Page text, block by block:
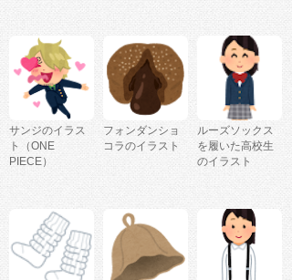
サンジのイラス
ト（ONE
PIECE）
フォンダンショ
コラのイラスト
ルーズソックス
を履いた高校生
のイラスト